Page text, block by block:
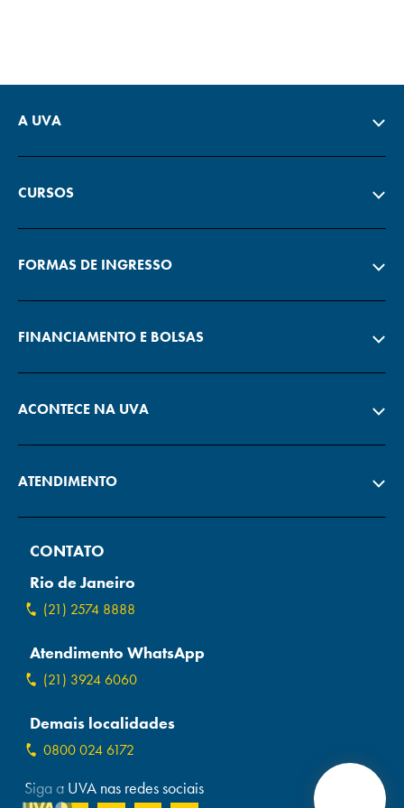
A UVA
CURSOS
FORMAS DE INGRESSO
FINANCIAMENTO E BOLSAS
ACONTECE NA UVA
ATENDIMENTO
CONTATO
Rio de Janeiro
(21) 2574 8888
Atendimento WhatsApp
(21) 3924 6060
Demais localidades
0800 024 6172
Siga a UVA nas redes sociais